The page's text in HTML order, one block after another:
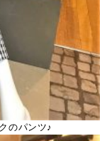
のパンツ♪